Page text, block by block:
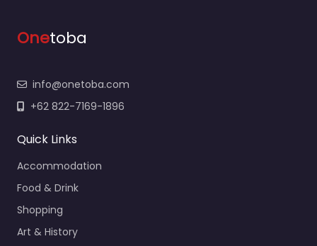
Onetoba
info@onetoba.com
+62 822-7169-1896
Quick Links
Accommodation
Food & Drink
Shopping
Art & History